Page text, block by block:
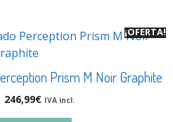
¡OFERTA!
Prism M Noir Graphite
246,99€ IVA incl.